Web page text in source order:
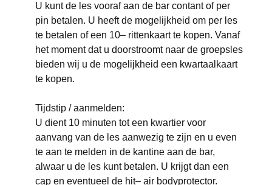
U kunt de les vooraf aan de bar contant of per
pin betalen. U heeft de mogelijkheid om per les
te betalen of een 10– rittenkaart te kopen. Vanaf
het moment dat u doorstroomt naar de groepsles
bieden wij u de mogelijkheid een kwartaalkaart
te kopen.
Tijdstip / aanmelden:
U dient 10 minuten tot een kwartier voor
aanvang van de les aanwezig te zijn en u even
te aan te melden in de kantine aan de bar,
alwaar u de les kunt betalen. U krijgt dan een
cap en eventueel de hit– air bodyprotector.